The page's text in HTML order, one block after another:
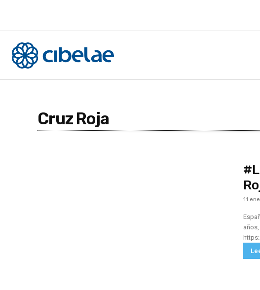
Cruz Roja
11